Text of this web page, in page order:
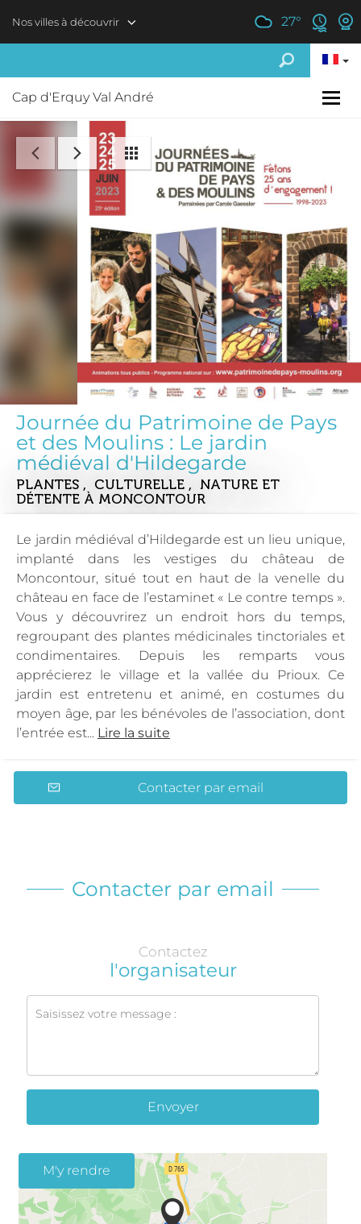
Nos villes à découvrir 27°
Cap d'Erquy Val André
Journée du Patrimoine de Pays
et des Moulins : Le jardin
médiéval d'Hildegarde
PLANTES , CULTURELLE , NATURE ET
DÉTENTE À MONCONTOUR
Le jardin médiéval d’Hildegarde est un lieu unique,
implanté dans les vestiges du château de
Moncontour, situé tout en haut de la venelle du
château en face de l’estaminet « Le contre temps ».
Vous y découvrirez un endroit hors du temps,
regroupant des plantes médicinales tinctoriales et
condimentaires. Depuis les remparts vous
apprécierez le village et la vallée du Prioux. Ce
jardin est entretenu et animé, en costumes du
moyen âge, par les bénévoles de l’association, dont
l’entrée est... Lire la suite
Contacter par email
Contacter par email
Contactez
l'organisateur
Envoyer
M'y rendre